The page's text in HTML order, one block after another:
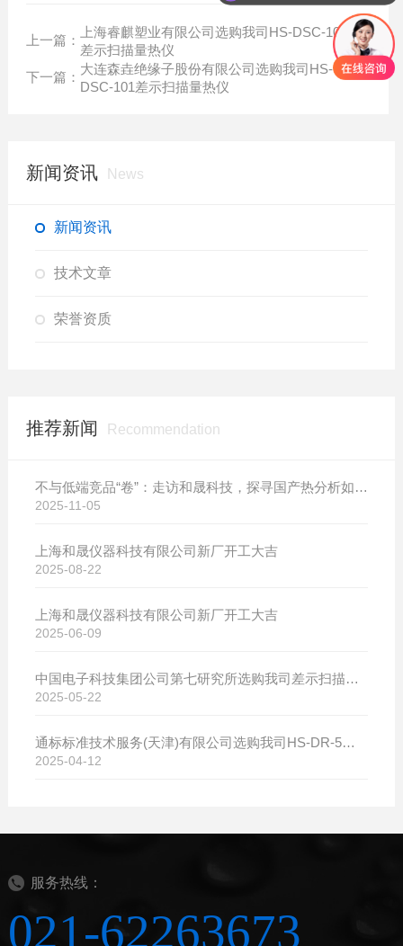
上一篇：
上海睿麒塑业有限公司选购我司HS-DSC-101
差示扫描量热仪
下一篇：
大连森垚绝缘子股份有限公司选购我司HS-
DSC-101差示扫描量热仪
新闻资讯 News
新闻资讯
技术文章
荣誉资质
推荐新闻 Recommendation
不与低端竞品“卷”：走访和晟科技，探寻国产热分析如何行稳致远
2025-11-05
上海和晟仪器科技有限公司新厂开工大吉
2025-08-22
上海和晟仪器科技有限公司新厂开工大吉
2025-06-09
中国电子科技集团公司第七研究所选购我司差示扫描量热仪
2025-05-22
通标标准技术服务(天津)有限公司选购我司HS-DR-5导热系数测试仪
2025-04-12
服务热线：
021-62263673